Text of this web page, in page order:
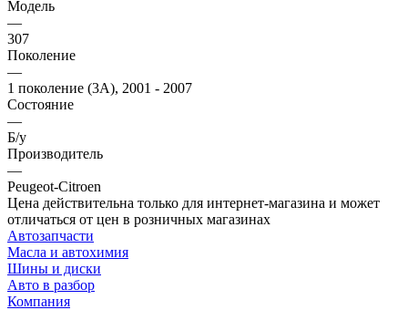
Модель
—
307
Поколение
—
1 поколение (3A), 2001 - 2007
Состояние
—
Б/у
Производитель
—
Peugeot-Citroen
Цена действительна только для интернет-магазина и может
отличаться от цен в розничных магазинах
Автозапчасти
Масла и автохимия
Шины и диски
Авто в разбор
Компания